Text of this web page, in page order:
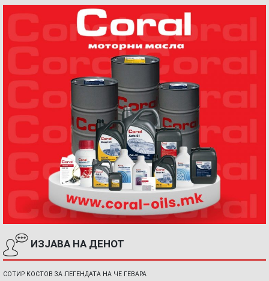
ИЗЈАВА НА ДЕНОТ
СОТИР КОСТОВ ЗА ЛЕГЕНДАТА НА ЧЕ ГЕВАРА